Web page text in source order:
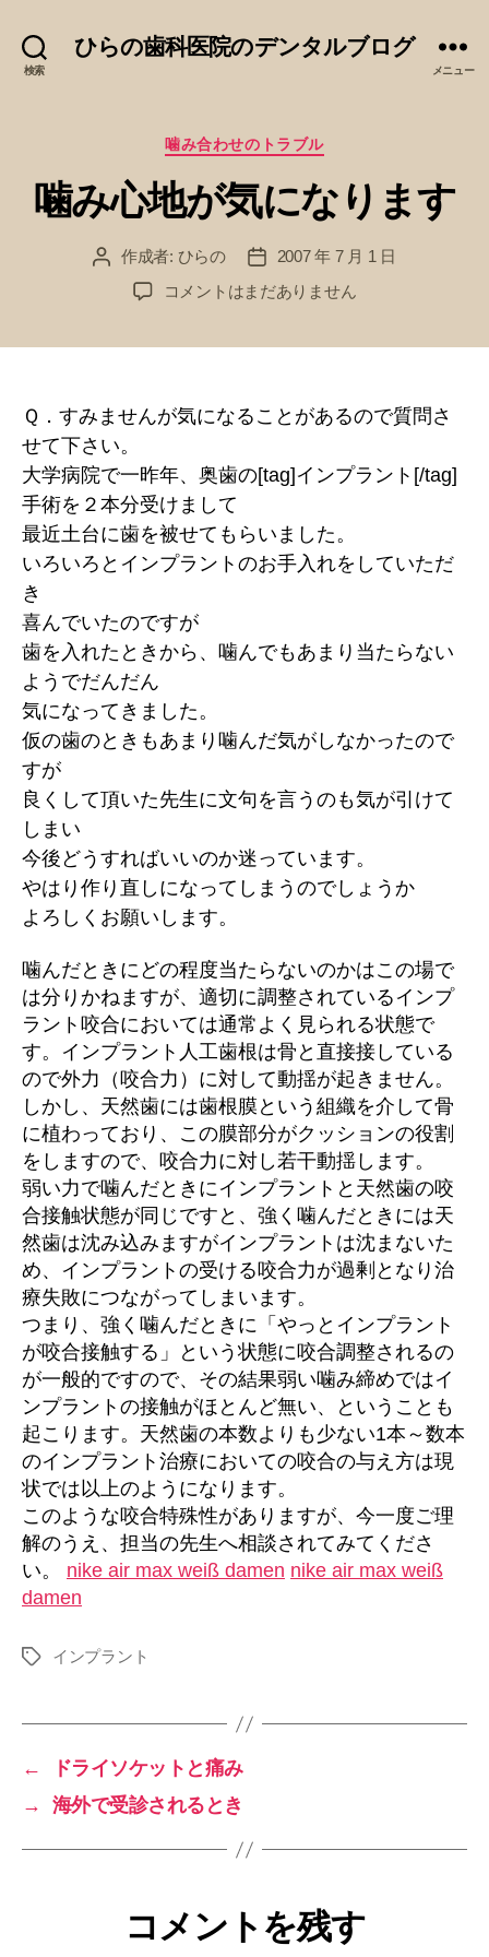
検索
ひらの歯科医院のデンタルブログ
メニュー
カ
ゴ
リ
噛み合わせのトラブル
噛み心地が気になります
投 作成者: ひらの
投
稿
日
2007 年 7 月 1 日
噛
気
り
ま
す
へ
の
コメントはまだありません
Ｑ．すみませんが気になることがあるので質問さ
せて下さい。
大学病院で一昨年、奥歯の[tag]インプラント[/tag]
手術を２本分受けまして
最近土台に歯を被せてもらいました。
いろいろとインプラントのお手入れをしていただ
き
喜んでいたのですが
歯を入れたときから、噛んでもあまり当たらない
ようでだんだん
気になってきました。
仮の歯のときもあまり噛んだ気がしなかったので
すが
良くして頂いた先生に文句を言うのも気が引けて
しまい
今後どうすればいいのか迷っています。
やはり作り直しになってしまうのでしょうか
よろしくお願いします。
噛んだときにどの程度当たらないのかはこの場で
は分りかねますが、適切に調整されているインプ
ラント咬合においては通常よく見られる状態で
す。インプラント人工歯根は骨と直接接している
ので外力（咬合力）に対して動揺が起きません。
しかし、天然歯には歯根膜という組織を介して骨
に植わっており、この膜部分がクッションの役割
をしますので、咬合力に対し若干動揺します。
弱い力で噛んだときにインプラントと天然歯の咬
合接触状態が同じですと、強く噛んだときには天
然歯は沈み込みますがインプラントは沈まないた
め、インプラントの受ける咬合力が過剰となり治
療失敗につながってしまいます。
つまり、強く噛んだときに「やっとインプラント
が咬合接触する」という状態に咬合調整されるの
が一般的ですので、その結果弱い噛み締めではイ
ンプラントの接触がほとんど無い、ということも
起こります。天然歯の本数よりも少ない1本～数本
のインプラント治療においての咬合の与え方は現
状では以上のようになります。
このような咬合特殊性がありますが、今一度ご理
解のうえ、担当の先生へ相談されてみてくださ
い。 nike air max weiß damen nike air max weiß
damen
タ
インプラント
←
ドライソケットと痛み
→
海外で受診されるとき
コメントを残す